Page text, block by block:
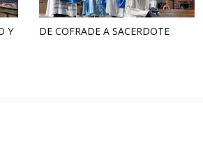
Y
DE COFRADE A SACERDOTE